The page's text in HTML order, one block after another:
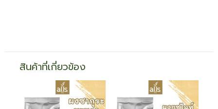
สินค้าที่เกี่ยวข้อง